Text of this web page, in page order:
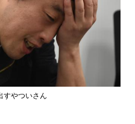
すやついさん